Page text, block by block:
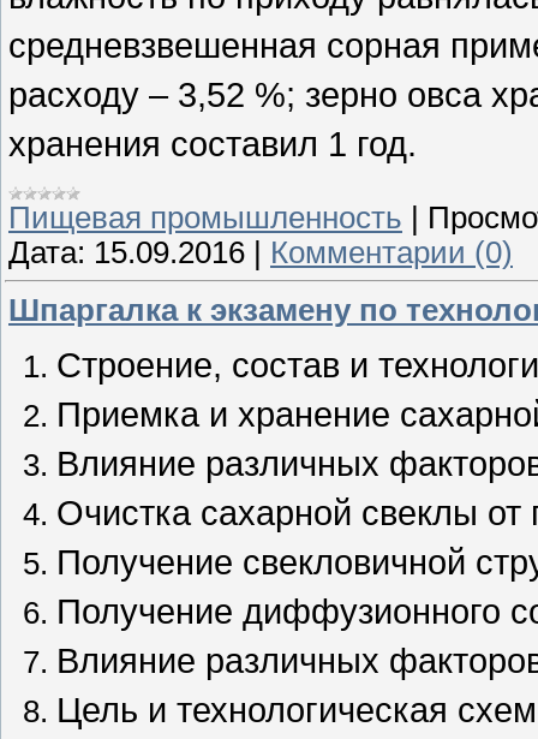
средневзвешенная сорная
расходу – 3,52 %; зерно овса
хранения составил 1 год.
Пищевая промышленность |
Дата: 15.09.2016 | Комментарии (0)
Шпаргалка к экзамену по
Строение, состав и
Приемка и хранение
Влияние различных
Очистка сахарной свеклы
Получение свекловичной
Получение диффузионного
Влияние различных
Цель и технологическая